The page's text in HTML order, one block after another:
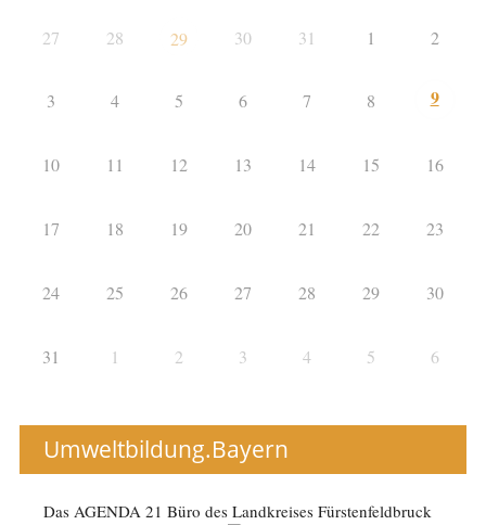
27 28 29 30 31 1 2
3 4 5 6 7 8 9
10 11 12 13 14 15 16
17 18 19 20 21 22 23
24 25 26 27 28 29 30
31 1 2 3 4 5 6
Umweltbildung.Bayern
Das AGENDA 21 Büro des Landkreises Fürstenfeldbruck